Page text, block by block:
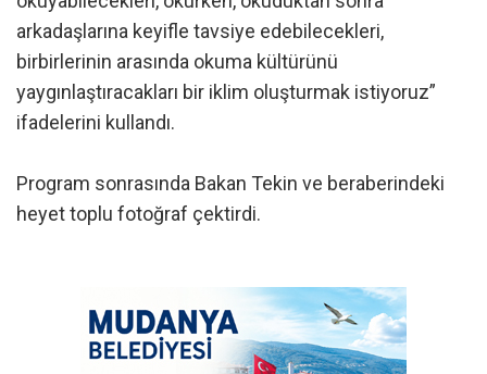
arkadaşlarına keyifle tavsiye edebilecekleri,
birbirlerinin arasında okuma kültürünü
yaygınlaştıracakları bir iklim oluşturmak istiyoruz”
ifadelerini kullandı.
Program sonrasında Bakan Tekin ve beraberindeki
heyet toplu fotoğraf çektirdi.